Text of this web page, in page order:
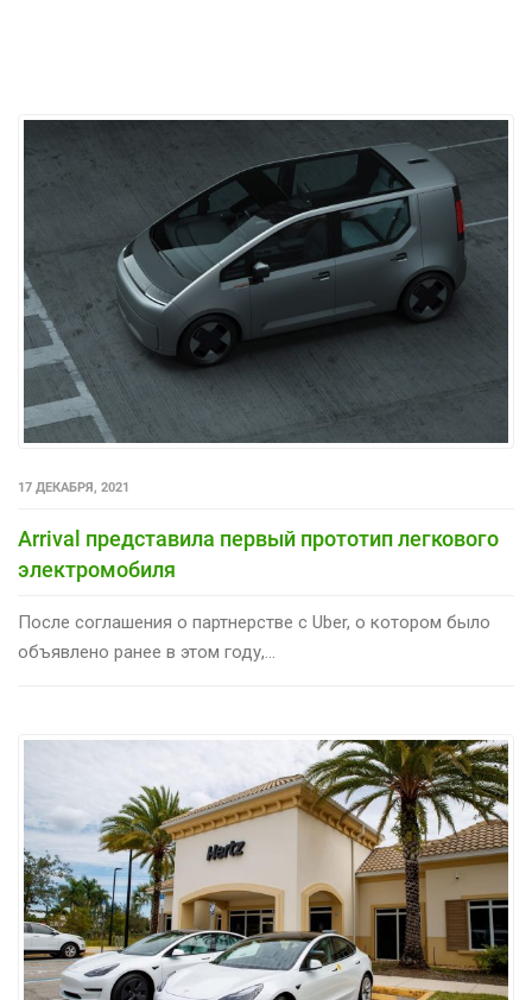
17 ДЕКАБРЯ, 2021
Arrival представила первый прототип легкового
электромобиля
После соглашения о партнерстве с Uber, о котором было
объявлено ранее в этом году,...